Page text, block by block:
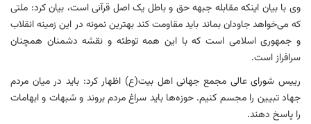
وی با بیان اینکه مقابله جبهه حق و باطل یک اصل قرآنی است، بیان کرد: ملتی
که می‌خواهد جاودان بماند باید مقاومت کند بهترین نمونه در این زمینه انقلاب
و جمهوری اسلامی است که با این همه توطئه و نقشه دشمنان همچنان
سرافراز است.
رییس شورای عالی مجمع جهانی اهل بیت(ع) اظهار کرد: باید در میان مردم
جهاد تبیین را مجسم کنیم. حوزه‌ها باید سراغ مردم بروند و شبهات و ابهامات
را پاسخ دهند.